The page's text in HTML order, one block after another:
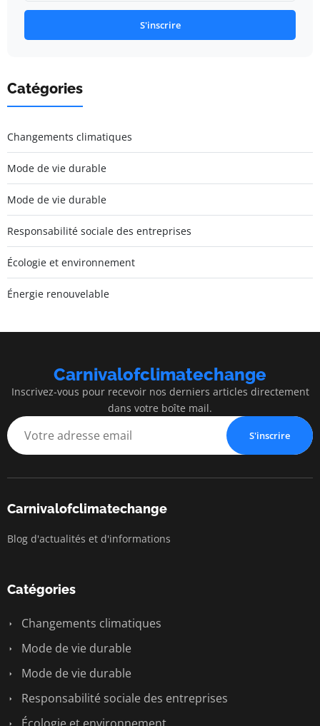
S'inscrire
Catégories
Changements climatiques
Mode de vie durable
Mode de vie durable
Responsabilité sociale des entreprises
Écologie et environnement
Énergie renouvelable
Carnivalofclimatechange
Inscrivez-vous pour recevoir nos derniers articles directement
dans votre boîte mail.
S'inscrire
Carnivalofclimatechange
Blog d'actualités et d'informations
Catégories
Changements climatiques
Mode de vie durable
Mode de vie durable
Responsabilité sociale des entreprises